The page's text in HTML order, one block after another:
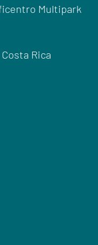
Multipark
Costa Rica